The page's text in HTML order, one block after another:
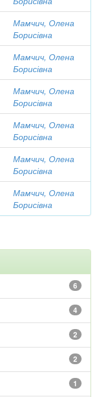
Мамчич, Олена
Борисівна
Мамчич, Олена
Борисівна
Мамчич, Олена
Борисівна
Мамчич, Олена
Борисівна
Мамчич, Олена
Борисівна
Мамчич, Олена
Борисівна
6
4
2
2
1